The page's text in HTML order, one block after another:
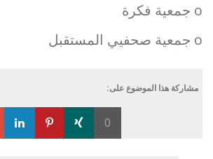
o جمعية فكرة
o جمعية صحفيي المستقبل
مشاركة هذا الموضوع على:
0